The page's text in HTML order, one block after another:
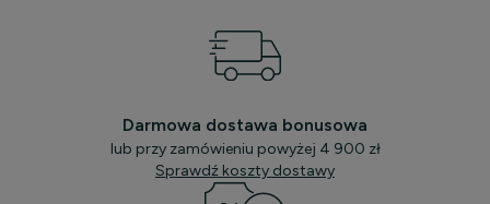
Darmowa dostawa bonusowa
lub przy zamówieniu powyżej 4 900 zł
Sprawdź koszty dostawy